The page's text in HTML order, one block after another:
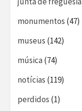
monumentos (47)
museus (142)
música(74)
notícias (119)
perdidos (1)